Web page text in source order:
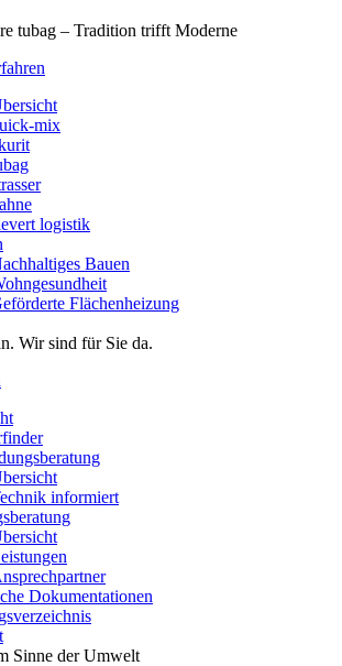
tubag – Tradition trifft Moderne
mix
logistik
Bauen
Flächenheizung
Wir sind für Sie da.
informiert
Dokumentationen
Sinne der Umwelt